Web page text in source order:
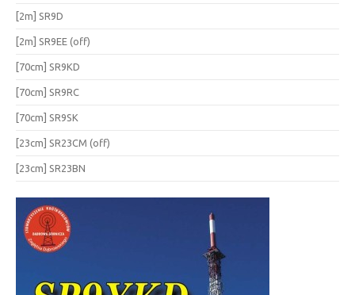
[2m] SR9D
[2m] SR9EE (off)
[70cm] SR9KD
[70cm] SR9RC
[70cm] SR9SK
[23cm] SR23CM (off)
[23cm] SR23BN